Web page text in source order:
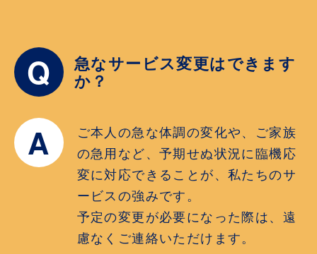
Q 急なサービス変更はできます
か？
A
ご本人の急な体調の変化や、ご家族
の急用など、予期せぬ状況に臨機応
変に対応できることが、私たちのサ
ービスの強みです。
予定の変更が必要になった際は、遠
慮なくご連絡いただけます。